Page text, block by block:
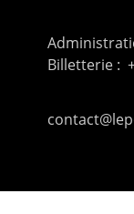
Billetterie :